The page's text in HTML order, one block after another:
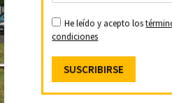
He leído y acepto los
condiciones